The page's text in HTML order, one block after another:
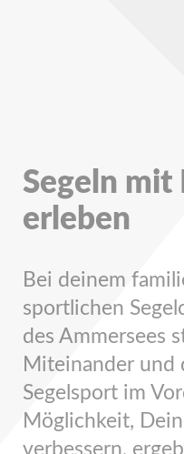
Segeln mit
erleben
Bei deinem
sportlichen
des Ammersees
Miteinander und
Segelsport im
Möglichkeit,
verbessern,